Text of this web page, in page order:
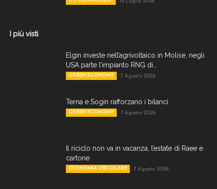
I più visti
Elgin investe nell’agrivoltaico in Molise, negli
USA parte l’impianto RNG di...
GREEN ECONOMY 7 Agosto 2026
Terna e Sogin rafforzano i bilanci
GREEN ECONOMY 7 Agosto 2026
Il riciclo non va in vacanza, l’estate di Raee e
cartone
ECONOMIA CIRCOLARE 7 Agosto 2026